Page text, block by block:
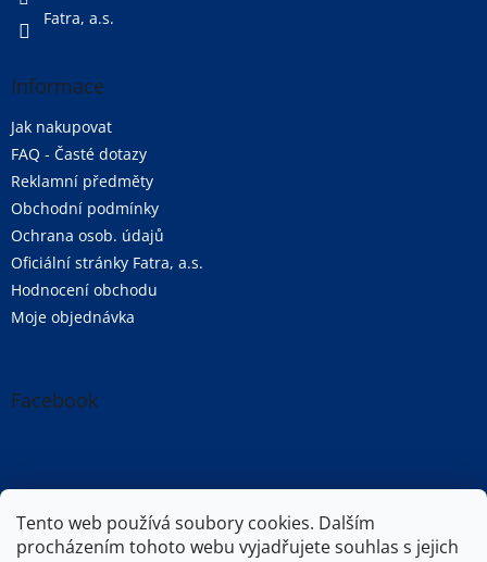
Tento web používá soubory cookies. Dalším
procházením tohoto webu vyjadřujete souhlas s jejich
Fatra, a.s.
Informace
Jak nakupovat
FAQ - Časté dotazy
Reklamní předměty
Obchodní podmínky
Ochrana osob. údajů
Oficiální stránky Fatra, a.s.
Hodnocení obchodu
Moje objednávka
Facebook